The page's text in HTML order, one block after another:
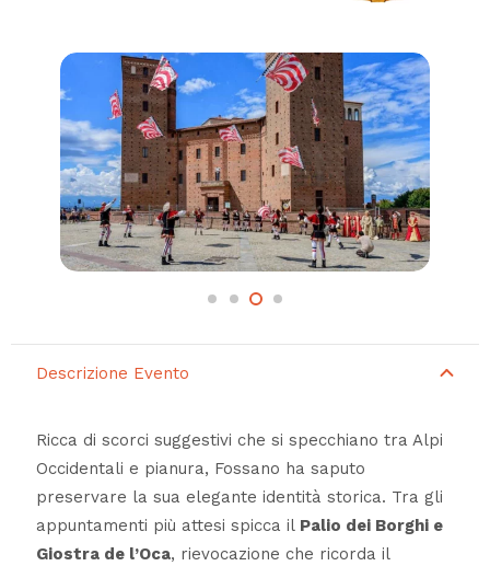
Descrizione Evento
Ricca di scorci suggestivi che si specchiano tra Alpi
Occidentali e pianura, Fossano ha saputo
preservare la sua elegante identità storica. Tra gli
appuntamenti più attesi spicca il Palio dei Borghi e
Giostra de l’Oca, rievocazione che ricorda il